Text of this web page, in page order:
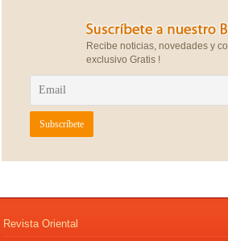
Recibe noticias, novedades y
exclusivo Gratis !
Revista Oriental